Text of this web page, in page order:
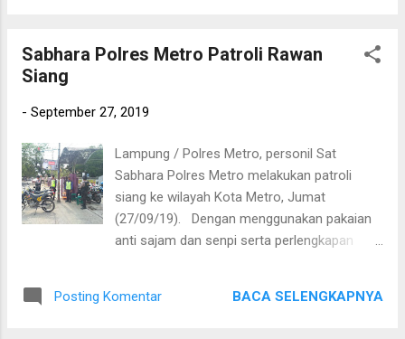
mobil patroli back bone. Selain itu, petugas
mencurigakan, petugas tidak segan untuk
Metro AKBP Ganda M.H Saragih,S.IK melalui
Kapolsek Metro Selatan AKP Langgeng TS
mengatakan “patroli sebagai bentuk
perlindungan, pengayoman dan pelayanan
yang terbaik kepada warga masyarakat yang
Sabhara Polres Metro Patroli Rawan
Siang
- September 27, 2019
Lampung / Polres Metro, personil Sat
Sabhara Polres Metro melakukan patroli
siang ke wilayah Kota Metro, Jumat
(27/09/19). Dengan menggunakan pakaian
anti sajam dan senpi serta perlengkapan
Kota Metro dengan melakukan pengecekan
Posting Komentar BACA SELENGKAPNYA